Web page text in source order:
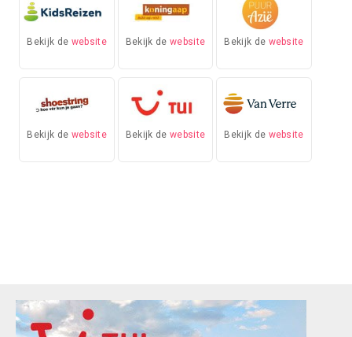
Bekijk de website Bekijk dewebsite Bekijk de website
Bekijk de website Bekijk dewebsite Bekijk de website